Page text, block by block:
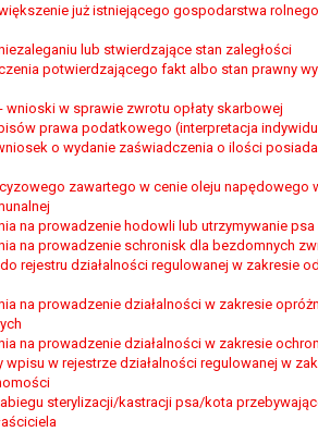
już istniejącego gospodarstwa
lub stwierdzające stan zaległości
potwierdzającego fakt albo stan prawny
wnioski w sprawie zwrotu opłaty skarbowej
prawa podatkowego (interpretacja
o wydanie zaświadczenia o ilości
zawartego w cenie oleju napędowego
na prowadzenie hodowli lub utrzymywanie
na prowadzenie schronisk dla bezdomnych
rejestru działalności regulowanej w zakresie
na prowadzenie działalności w zakresie
na prowadzenie działalności w zakresie
wpisu w rejestrze działalności regulowanej w
sterylizacji/kastracji psa/kota
zapomnianym) na podstawie art. 17
lub w inny sposób przetwarzane,
danych osobowych,
danych osobowych, która jest
z obowiązku wynikającego z przepisów
na podstawie art. 18 RODO, w przypadku
osobowych – na okres pozwalający
której dane dotyczą, sprzeciwia się
ale osoba, której dane dotyczą, potrzebuje
danych - do czasu ustalenia
gdy łącznie spełnione są
z osobą, której dane dotyczą lub na